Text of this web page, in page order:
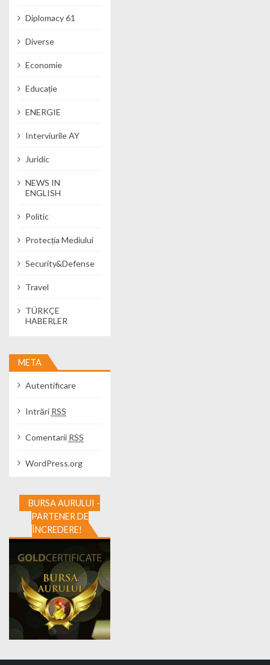
Diplomacy 61
Diverse
Economie
Educație
ENERGIE
Interviurile AY
Juridic
NEWS IN
ENGLISH
Politic
Protecția Mediului
Security&Defense
Travel
TÜRKÇE
HABERLER
META
Autentificare
Intrări RSS
Comentarii RSS
WordPress.org
BURSA AURULUI -
PARTENER DE
ÎNCREDERE!